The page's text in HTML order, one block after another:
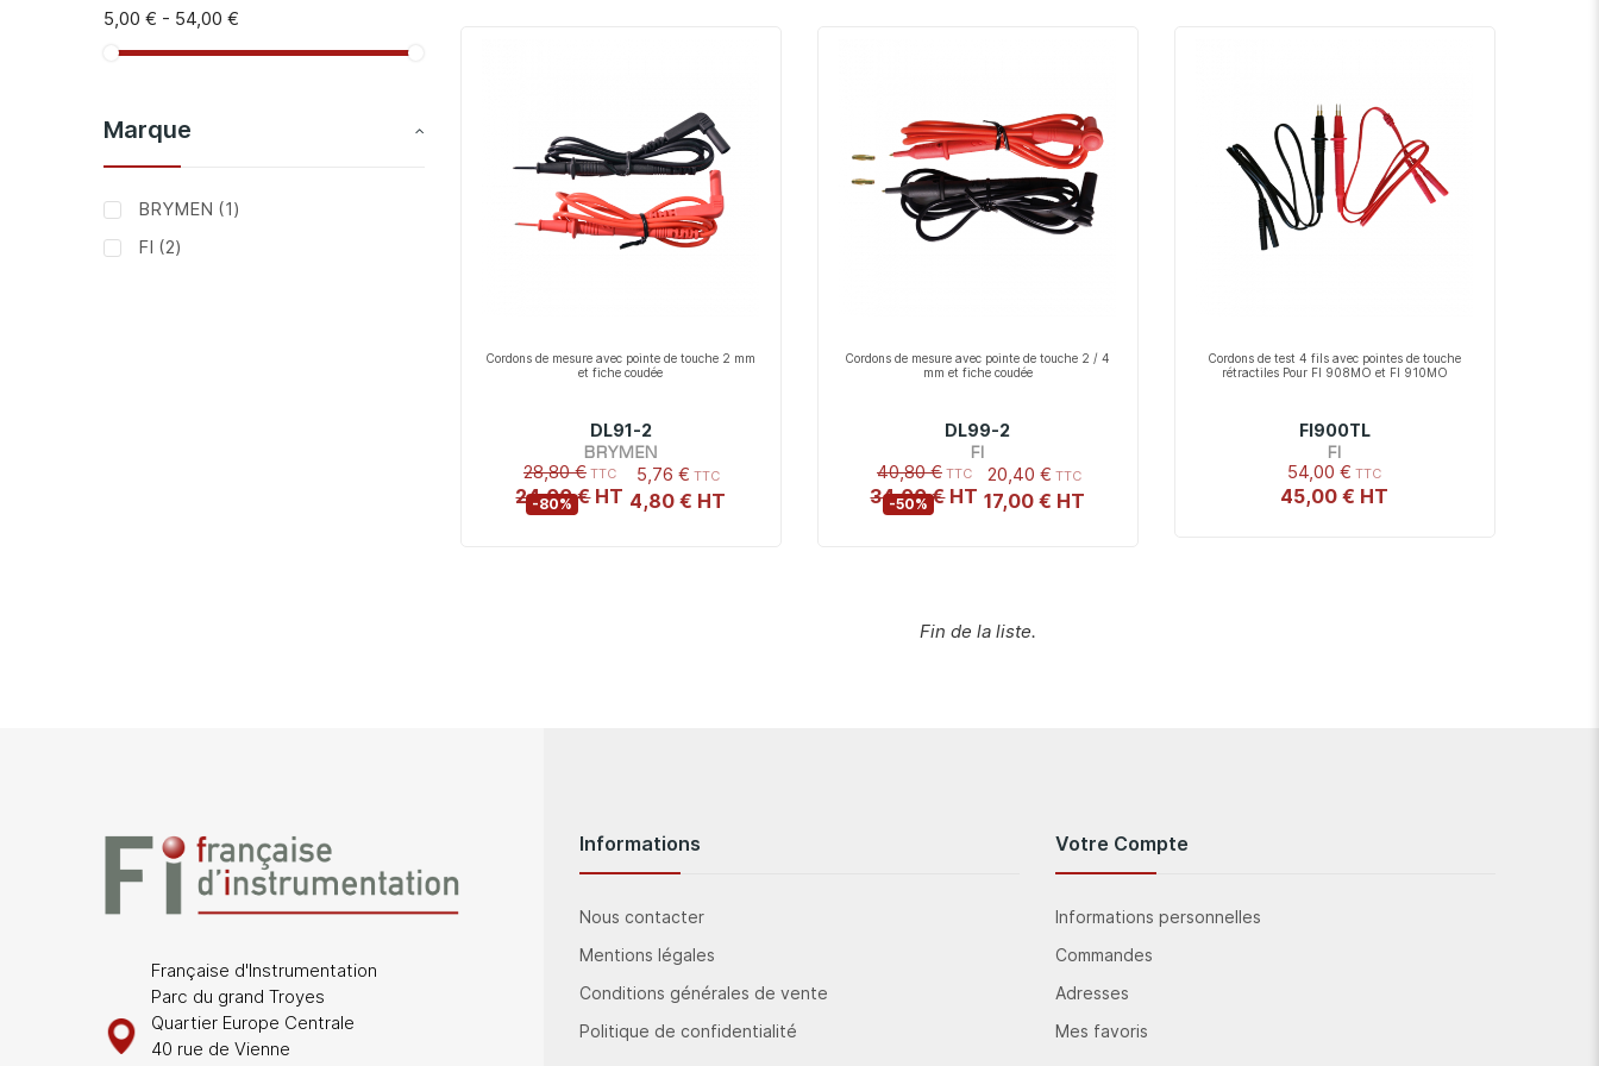
Cordons de mesure avec pointe de touche 2 mm
et fiche coudée
DL91-2
BRYMEN
5,76 €
4,80 €
28,80 €
24,00 €
-80%
Cordons de mesure avec pointe de touche 2 / 4
mm et fiche coudée
DL99-2
FI
20,40 €
17,00 €
40,80 €
34,00 €
-50%
Cordons de test 4 fils avec pointes de touche
rétractiles Pour FI 908MO et FI 910MO
FI900TL
FI
54,00 €
45,00 €
Fin de la liste.
5,00 € - 54,00 €
Marque
BRYMEN 1article
FI
2articles
Française d'Instrumentation
Parc du grand Troyes
Quartier Europe Centrale
40 rue de Vienne
Informations
Nous contacter
Mentions légales
Conditions générales de vente
Politique de confidentialité
Votre Compte
Informations personnelles
Commandes
Adresses
Mes favoris